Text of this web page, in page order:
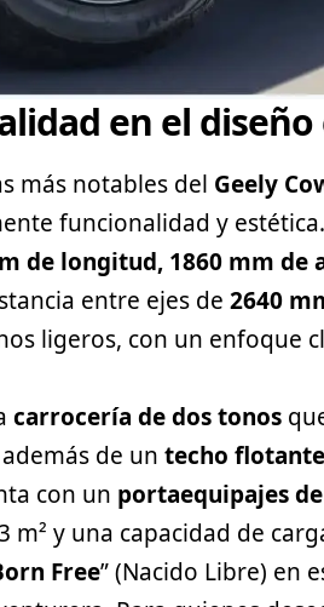
en el
más notables del Geely
funcionalidad y
de longitud, 1860 mm de
entre ejes de 2640
ligeros, con un enfoque
carrocería de dos tonos
de un techo flotante
con un portaequipajes
m² y una capacidad de
Free” (Nacido Libre) en